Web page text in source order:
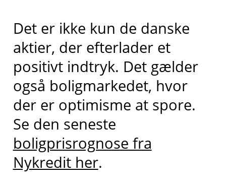
Det er ikke kun de danske
aktier, der efterlader et
positivt indtryk. Det gælder
også boligmarkedet, hvor
der er optimisme at spore.
Se den seneste
boligprisrognose fra
Nykredit her.